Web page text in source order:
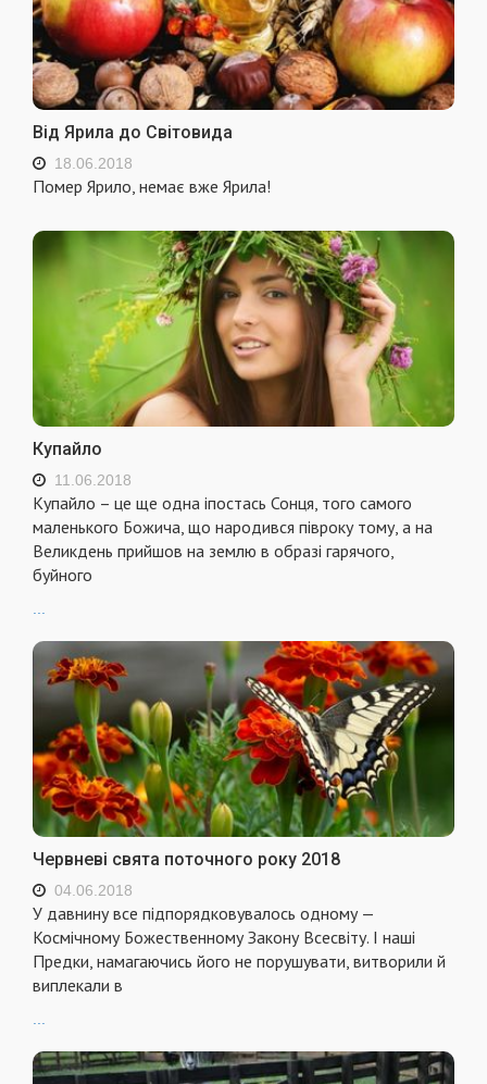
Від Ярила до Світовида
18.06.2018
Помер Ярило, немає вже Ярила!
Купайло
11.06.2018
Купайло – це ще одна іпостась Сонця, того самого
маленького Божича, що народився півроку тому, а на
Великдень прийшов на землю в образі гарячого,
буйного
Червневі свята поточного року 2018
04.06.2018
У давнину все підпорядковувалось одному —
Космічному Божественному Закону Всесвіту. І наші
Предки, намагаючись його не порушувати, витворили й
виплекали в
...